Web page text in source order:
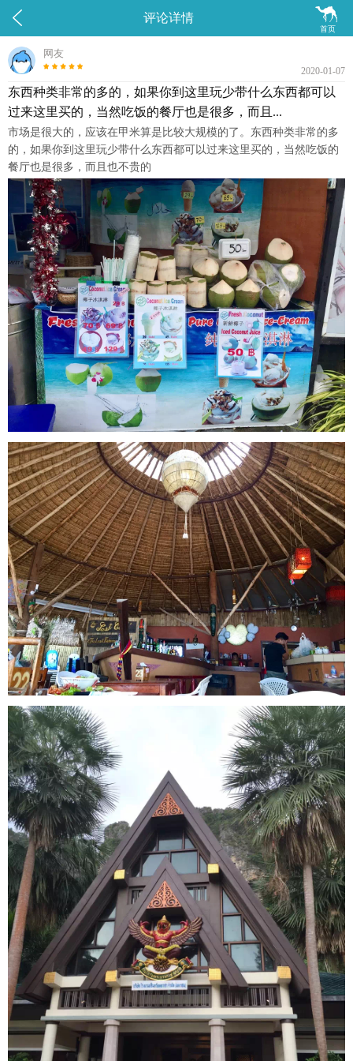
 
首页
评论详情
网友
2020-01-07
东西种类非常的多的，如果你到这里玩少带什么东西都可以
过来这里买的，当然吃饭的餐厅也是很多，而且...
市场是很大的，应该在甲米算是比较大规模的了。东西种类非常的多
的，如果你到这里玩少带什么东西都可以过来这里买的，当然吃饭的
餐厅也是很多，而且也不贵的